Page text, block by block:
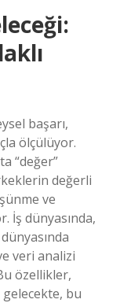
başarı,
ölçülüyor.
“değer”
değerli
ve
İş dünyasında,
veri analizi
özellikler,
gelecekte, bu